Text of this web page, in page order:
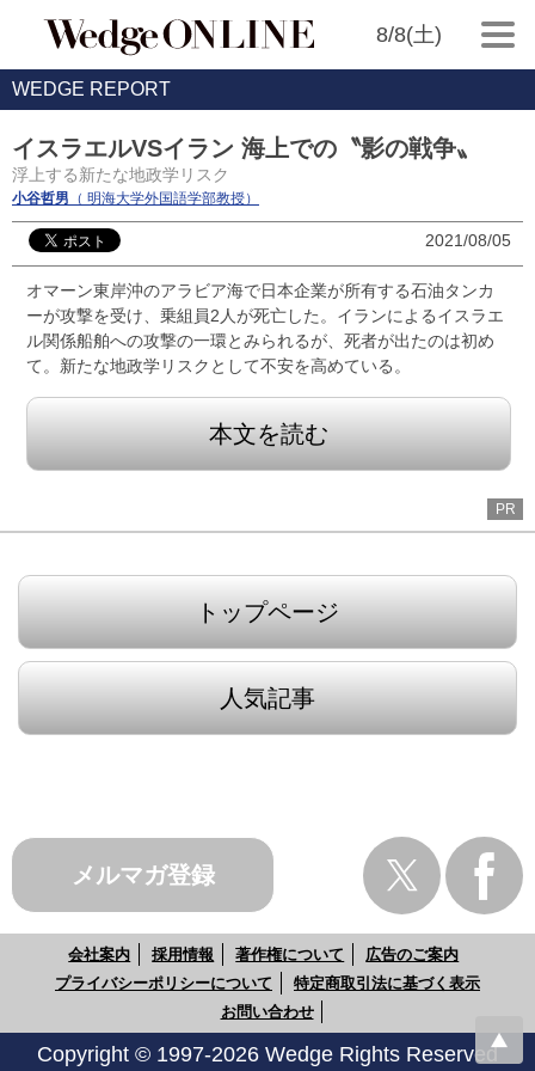
8/8(土)
WEDGE REPORT
イスラエルVSイラン 海上での〝影の戦争〟
浮上する新たな地政学リスク
小谷哲男 （ 明海大学外国語学部教授）
2021/08/05
オマーン東岸沖のアラビア海で日本企業が所有する石油タンカ
ーが攻撃を受け、乗組員2人が死亡した。イランによるイスラエ
ル関係船舶への攻撃の一環とみられるが、死者が出たのは初め
て。新たな地政学リスクとして不安を高めている。
本文を読む
PR
トップページ
人気記事
メルマガ登録
会社案内 採用情報 著作権について
広告のご案内
プライバシーポリシーについて
特定商取引法に基づく表示
お問い合わせ
Copyright © 1997-2026 Wedge Rights Reserved